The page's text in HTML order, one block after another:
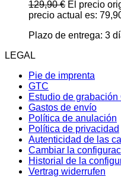
129,90€ El precio
precio actual es:
Plazo de entrega: 3
LEGAL
Pie de imprenta
GTC
Estudio de grabación
Gastos de envío
Política de anulación
Política de privacidad
Autenticidad de las
Cambiar la
Historial de la
Vertrag widerrufen